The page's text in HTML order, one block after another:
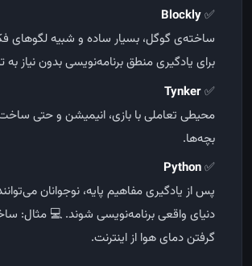
✅
Blockly
ساخته‌ی گوگل، بسیار ساده و شبیه لگوهای
برای یادگیری منطق برنامه‌نویسی بدون نیاز به
✅
Tynker
محیطی تعاملی با بازی، انیمیشن و حتی
بچه‌ها.
✅
Python
پس از یادگیری مفاهیم پایه، نوجوانان
دنیای واقعی برنامه‌نویسی شوند. 💻 مثال:
گرفتن دمای هوا از اینترنت.